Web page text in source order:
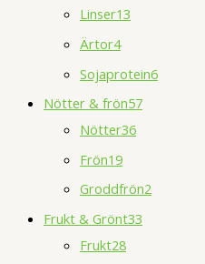
Linser13
Ärtor4
Sojaprotein6
Nötter & frön57
Nötter36
Frön19
Groddfrön2
Frukt & Grönt33
Frukt28